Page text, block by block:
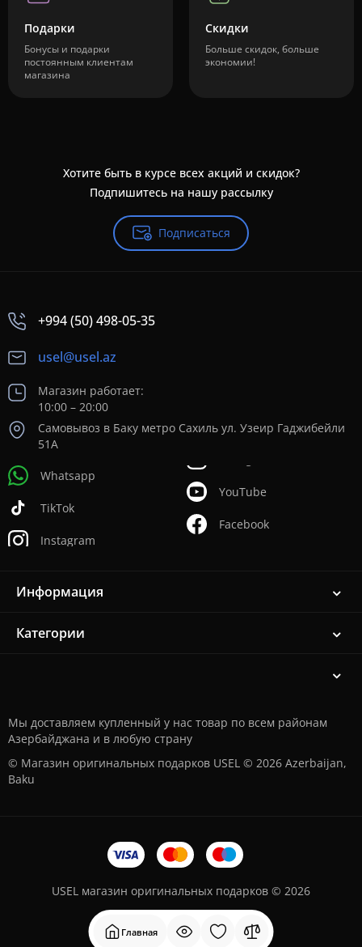
Главная
Подарки
Бонусы и подарки
постоянным клиентам
магазина
Скидки
Больше скидок, больше
экономии!
Хотите быть в курсе всех акций и скидок?
Подпишитесь на нашу рассылку
Подписаться
+994 (50) 498-05-35
usel@usel.az
Магазин работает:
10:00 – 20:00
Самовывоз в Баку метро Сахиль ул. Узеир Гаджибейли
51А
Whatsapp
TikTok
Instagram
YouTube
Facebook
Информация
Категории
Мы доставляем купленный у нас товар по всем районам
Азербайджана и в любую страну
© Магазин оригинальных подарков USEL © 2026 Azerbaijan,
Baku
USEL магазин оригинальных подарков © 2026